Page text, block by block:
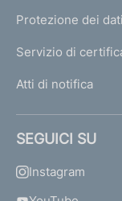
Protezione dei dati
Servizio di
Atti di notifica
SEGUICI SU
Instagram